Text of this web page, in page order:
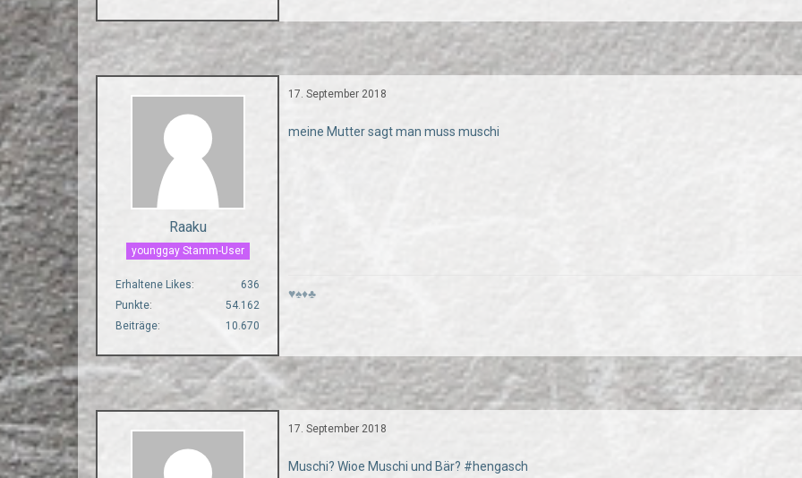
Raaku
younggay Stamm-User
Erhaltene Likes
636
Punkte
54.162
Beiträge
10.670
17. September 2018
meine Mutter sagt man muss muschi
♥♠♦♣
17. September 2018
Muschi? Wioe Muschi und Bär? #hengasch